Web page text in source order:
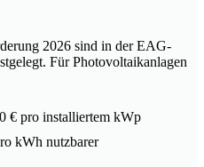
2026 sind in der EAG-
Für Photovoltaikanlagen
€ pro installiertem kWp
kWh nutzbarer